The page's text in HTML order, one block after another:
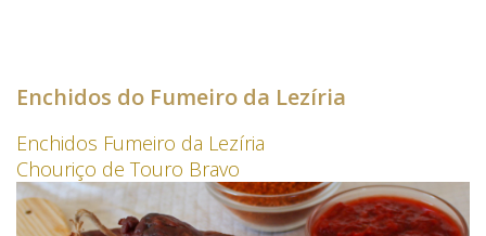
Enchidos do Fumeiro da Lezíria
Enchidos Fumeiro da Lezíria
Chouriço de Touro Bravo